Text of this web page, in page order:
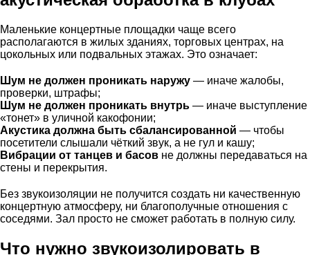
Маленькие концертные площадки чаще всего
располагаются в жилых зданиях, торговых центрах, на
цокольных или подвальных этажах. Это означает:
Шум не должен проникать наружу — иначе жалобы,
проверки, штрафы;
Шум не должен проникать внутрь — иначе выступление
«тонет» в уличной какофонии;
Акустика должна быть сбалансированной — чтобы
посетители слышали чёткий звук, а не гул и кашу;
Вибрации от танцев и басов не должны передаваться на
стены и перекрытия.
Без звукоизоляции не получится создать ни качественную
концертную атмосферу, ни благополучные отношения с
соседями. Зал просто не сможет работать в полную силу.
Что нужно звукоизолировать в